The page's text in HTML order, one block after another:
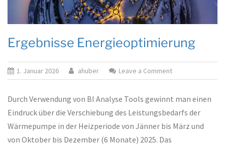
Ergebnisse Energieoptimierung
1. Januar 2026 ahuber Leave a Commenton
Ergebnisse
Durch Verwendung von BI Analyse Tools gewinnt man einen
Eindruck über die Verschiebung des Leistungsbedarfs der
Wärmepumpe in der Heizperiode von Jänner bis März und
von Oktober bis Dezember (6 Monate) 2025. Das